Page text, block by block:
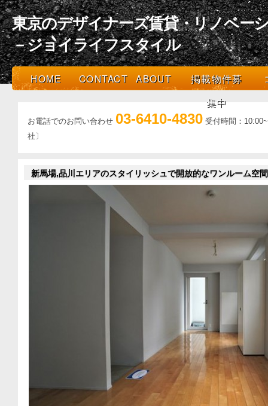
東京のデザイナーズ賃貸・リノベー
－ジョイライフスタイル
HOME CONTACT ABOUT
掲載物件募
集中
お電話でのお問い合わせ 03-6410-4830 受付時間：
社〕
新馬場,品川エリアのスタイリッシュで開放的なワンルーム空